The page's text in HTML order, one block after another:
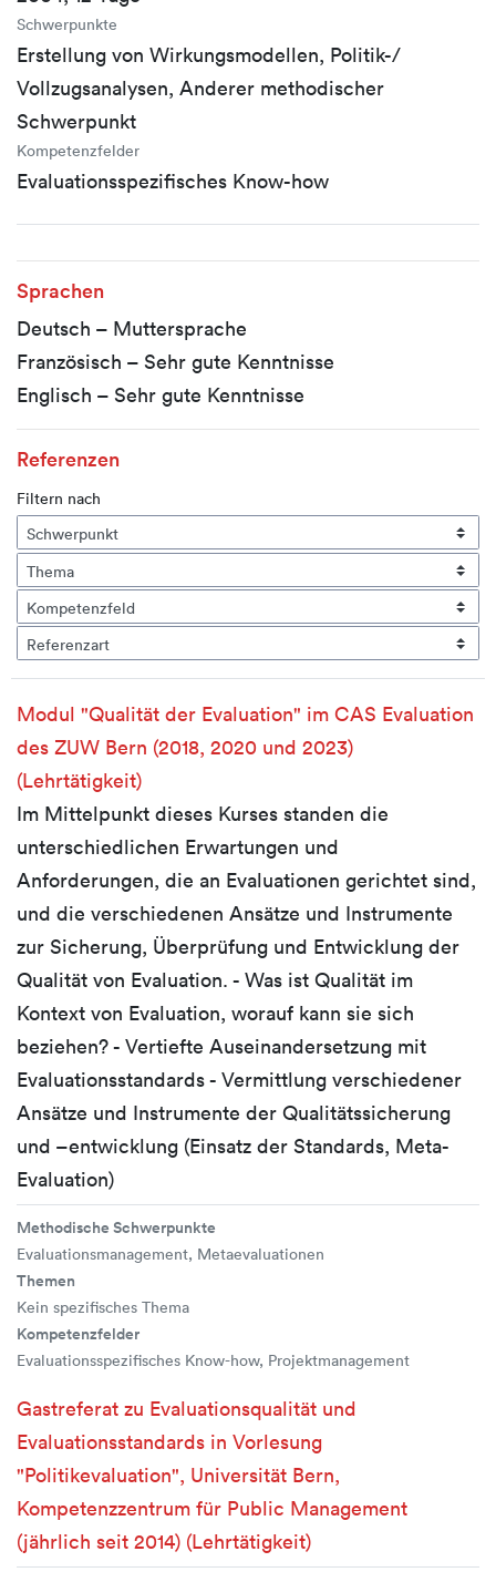
Schwerpunkte
Erstellung von Wirkungsmodellen, Politik-/
Vollzugsanalysen, Anderer methodischer
Schwerpunkt
Kompetenzfelder
Evaluationsspezifisches Know-how
Sprachen
Deutsch – Muttersprache
Französisch – Sehr gute Kenntnisse
Englisch – Sehr gute Kenntnisse
Referenzen
Filtern nach
Modul "Qualität der Evaluation" im CAS Evaluation
des ZUW Bern (2018, 2020 und 2023)
(Lehrtätigkeit)
Im Mittelpunkt dieses Kurses standen die
unterschiedlichen Erwartungen und
Anforderungen, die an Evaluationen gerichtet sind,
und die verschiedenen Ansätze und Instrumente
zur Sicherung, Überprüfung und Entwicklung der
Qualität von Evaluation. - Was ist Qualität im
Kontext von Evaluation, worauf kann sie sich
beziehen? - Vertiefte Auseinandersetzung mit
Evaluationsstandards - Vermittlung verschiedener
Ansätze und Instrumente der Qualitätssicherung
und –entwicklung (Einsatz der Standards, Meta-
Evaluation)
Methodische Schwerpunkte
Evaluationsmanagement, Metaevaluationen
Themen
Kein spezifisches Thema
Kompetenzfelder
Evaluationsspezifisches Know-how, Projektmanagement
Gastreferat zu Evaluationsqualität und
Evaluationsstandards in Vorlesung
"Politikevaluation", Universität Bern,
Kompetenzzentrum für Public Management
(jährlich seit 2014) (Lehrtätigkeit)